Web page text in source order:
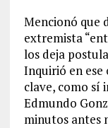
Mencionó que
extremista
los deja
Inquirió en ese
clave, como sí
Edmundo
minutos antes